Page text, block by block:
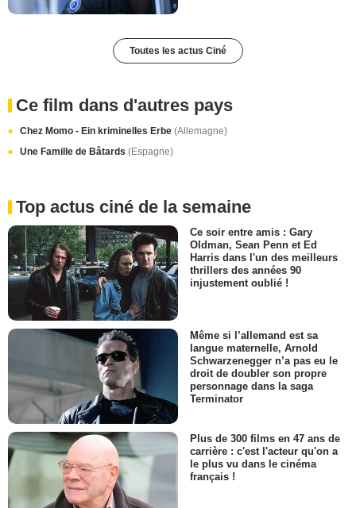
Toutes les actus Ciné
Ce film dans d'autres pays
Chez Momo - Ein kriminelles Erbe (Allemagne)
Une Famille de Bâtards (Espagne)
Top actus ciné de la semaine
Ce soir entre amis : Gary
Oldman, Sean Penn et Ed
Harris dans l'un des meilleurs
thrillers des années 90
injustement oublié !
Même si l’allemand est sa
langue maternelle, Arnold
Schwarzenegger n’a pas eu le
droit de doubler son propre
personnage dans la saga
Terminator
Plus de 300 films en 47 ans de
carrière : c'est l'acteur qu'on a
le plus vu dans le cinéma
français !